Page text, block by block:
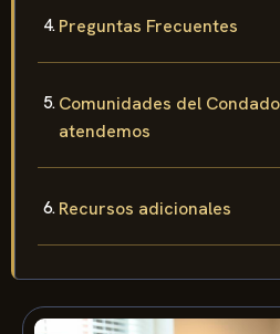
Preguntas Frecuentes
Comunidades del
atendemos
Recursos adicionales